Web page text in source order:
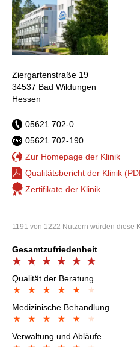
Ziergartenstraße 19
34537 Bad Wildungen
Hessen
05621 702-0
05621 702-190
Zur Homepage der Klinik
Qualitätsbericht der Klinik
Zertifikate der Klinik
1191 von 1222 Nutzern würden diese
Gesamtzufriedenheit
Qualität der Beratung
Medizinische Behandlung
Verwaltung und Abläufe